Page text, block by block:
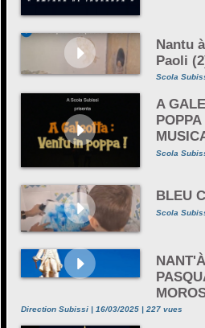
Nantu
Paoli
Scola
A
Scola
BLEU
Scola
Direction Subissi | 16/03/2025 | 227 vues